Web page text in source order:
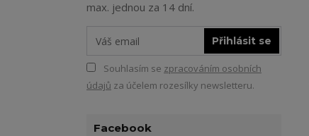
max. jednou za 14 dní.
Přihlásit se
Souhlasím se zpracováním osobních
údajů za účelem rozesílky newsletteru.
Facebook